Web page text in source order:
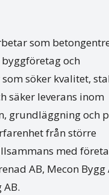
som
och
söker kvalitet,
säker leverans inom
grundläggning och
från större
med
AB, Mecon Bygg
AB.